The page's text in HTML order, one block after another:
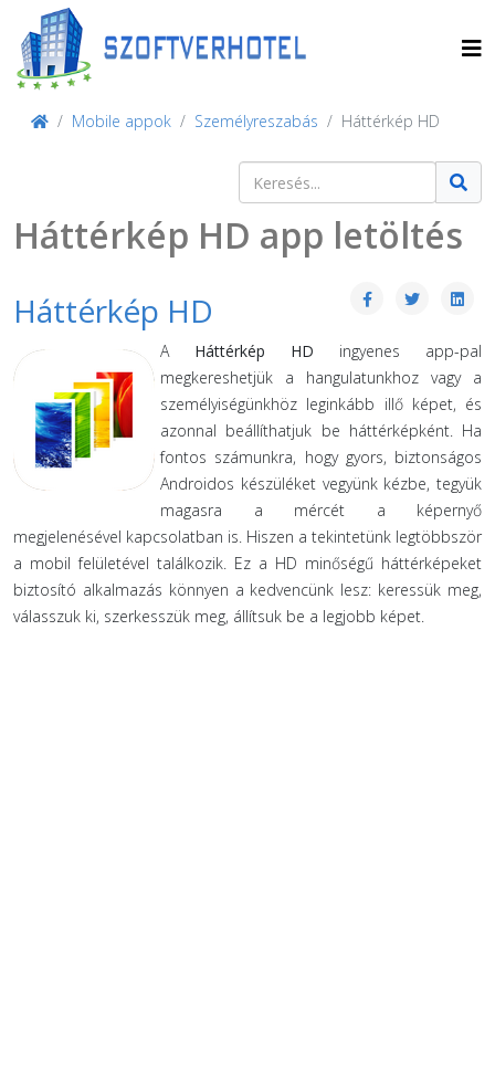
Mobile appok Személyreszabás Háttérkép HD
Keresés
Háttérkép HD app letöltés
Háttérkép HD
A Háttérkép HD ingyenes app-pal
megkereshetjük a hangulatunkhoz vagy a
személyiségünkhöz leginkább illő képet, és
azonnal beállíthatjuk be háttérképként. Ha
fontos számunkra, hogy gyors, biztonságos
Androidos készüléket vegyünk kézbe, tegyük
magasra a mércét a képernyő
megjelenésével kapcsolatban is. Hiszen a tekintetünk legtöbbször
a mobil felületével találkozik. Ez a HD minőségű háttérképeket
biztosító alkalmazás könnyen a kedvencünk lesz: keressük meg,
válasszuk ki, szerkesszük meg, állítsuk be a legjobb képet.